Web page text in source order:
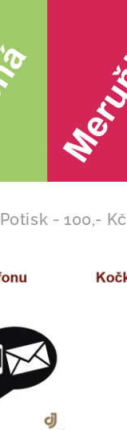
Potisk - 100,- Kč